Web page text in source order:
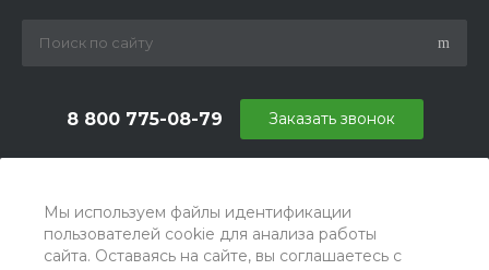
Мы используем файлы идентификации
пользователей cookie для анализа работы
сайта. Оставаясь на сайте, вы соглашаетесь с
8 800 775-08-79
г. Москва, БЦ Вятский, ул. Вятская д.70, офис 715
Заказать звонок